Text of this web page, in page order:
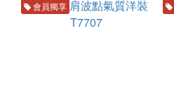
會員獨享